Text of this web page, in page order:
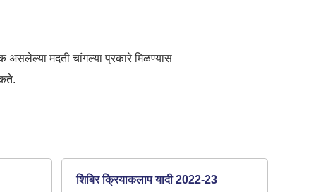
असलेल्या मदती चांगल्या प्रकारे मिळण्यास
शिबिर क्रियाकलाप यादी 2022-23